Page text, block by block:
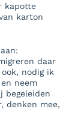
kapotte
karton
daar
nodig ik
neem
begeleiden
denken mee,